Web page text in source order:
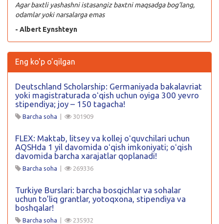
Agar baxtli yashashni istasangiz baxtni maqsadga bog’lang,
odamlar yoki narsalarga emas
- Albert Eynshteyn
Eng ko'p o'qilgan
Deutschland Scholarship: Germaniyada bakalavriat
yoki magistraturada oʻqish uchun oyiga 300 yevro
stipendiya; joy – 150 tagacha!
Barcha soha | 301909
FLEX: Maktab, litsey va kollej oʻquvchilari uchun
AQSHda 1 yil davomida oʻqish imkoniyati; oʻqish
davomida barcha xarajatlar qoplanadi!
Barcha soha | 269336
Turkiye Burslari: barcha bosqichlar va sohalar
uchun to’liq grantlar, yotoqxona, stipendiya va
boshqalar!
Barcha soha | 235932